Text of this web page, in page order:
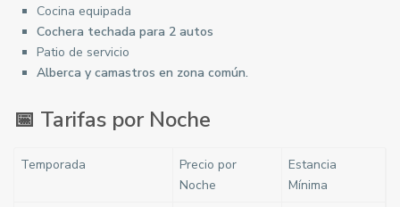
Cocina equipada
Cochera techada para 2 autos
Patio de servicio
Alberca y camastros en zona común.
📅 Tarifas por Noche
Temporada
Precio por
Noche
Estancia
Mínima